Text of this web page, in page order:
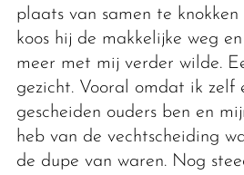
plaats van samen te knokken
koos hij de makkelijke weg
meer met mij verder wilde.
gezicht. Vooral omdat ik zelf
gescheiden ouders ben en
heb van de vechtscheiding
de dupe van waren. Nog